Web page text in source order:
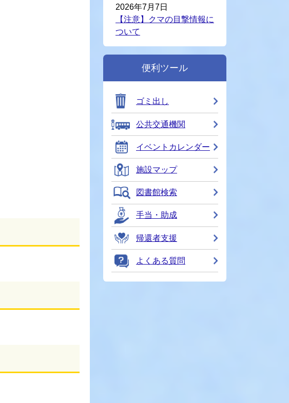
2026年7月7日
【注意】クマの目撃情報に
ついて
便利ツール
ゴミ出し
公共交通機関
イベントカレンダー
施設マップ
図書館検索
手当・助成
帰還者支援
よくある質問